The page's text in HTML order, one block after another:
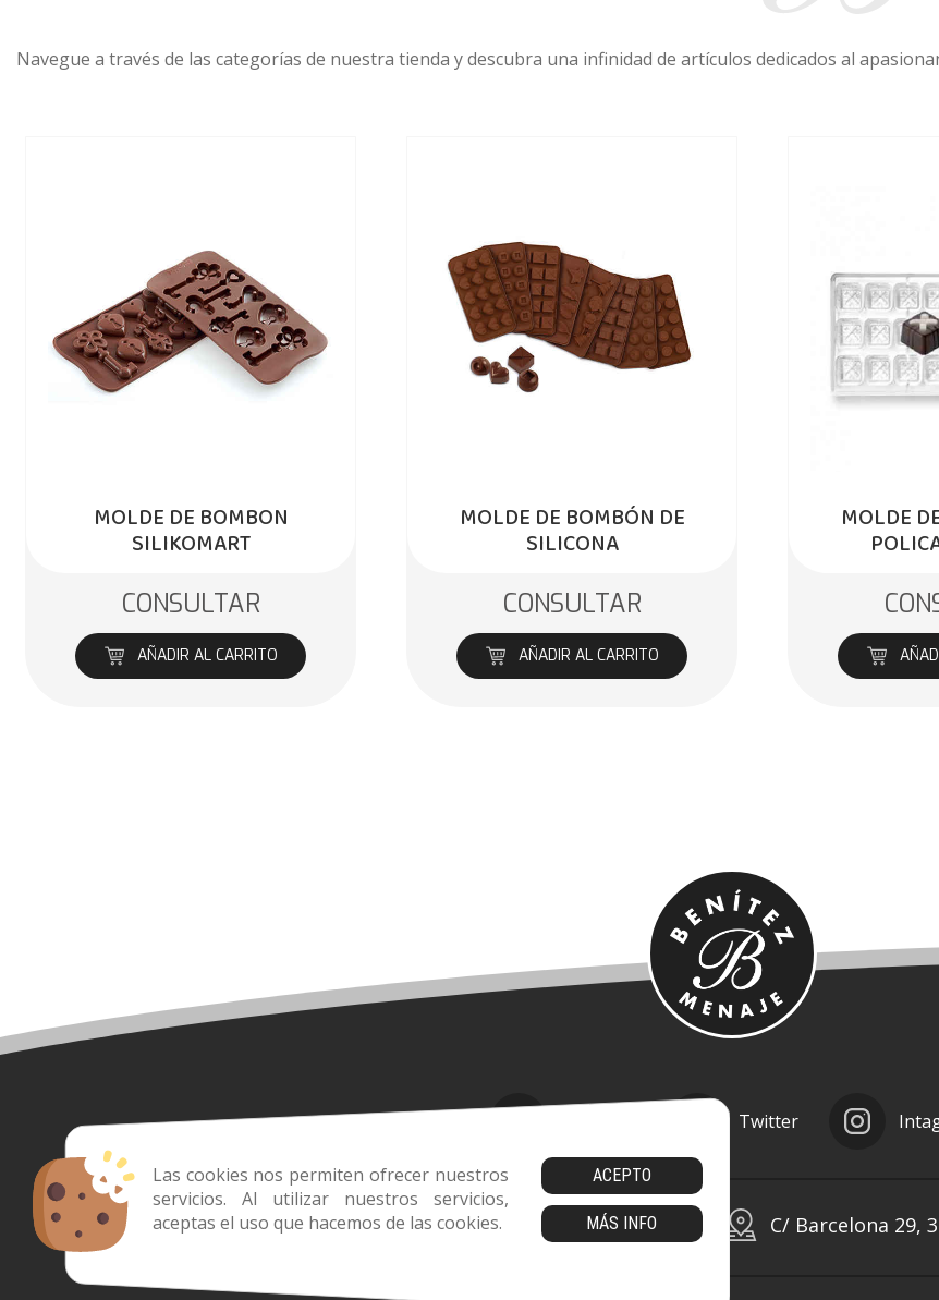
Las cookies nos permiten ofrecer nuestros
servicios. Al utilizar nuestros servicios,
aceptas el uso que hacemos de las cookies.
ACEPTO
MÁS INFO
Navegue a través de las categorías de nuestra tienda y descubra una infinidad de artículos dedicados al
MOLDE DE BOMBON
SILIKOMART
CONSULTAR
AÑADIR AL CARRITO
MOLDE DE BOMBÓN DE
SILICONA
CONSULTAR
AÑADIR AL CARRITO
MOLDE
Twitter
web@benitezmenaje.com 928 24 24 64 C/ Barcelona 29,
MARCAS